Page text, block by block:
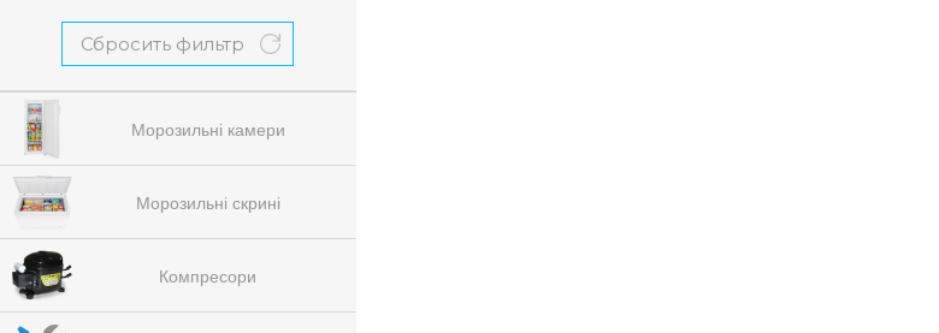
Сбросить фильтр
Морозильні камери
Морозильні скрині
Компресори